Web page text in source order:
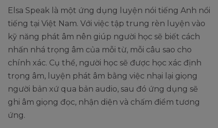
Elsa Speak là một ứng dụng luyện nói tiếng Anh nổi
tiếng tại Việt Nam. Với việc tập trung rèn luyện vào
kỹ năng phát âm nên giúp người học sẽ biết cách
nhấn nhá trọng âm của mỗi từ, mỗi câu sao cho
chính xác. Cụ thể, người học sẽ được học xác định
trọng âm, luyện phát âm bằng việc nhại lại giọng
người bản xứ qua bản audio, sau đó ứng dụng sẽ
ghi âm giọng đọc, nhận diện và chấm điểm tương
ứng.